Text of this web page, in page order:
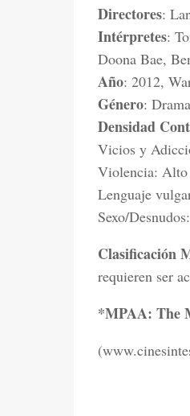
Directores:
Intérpretes:
Doona Bae,
Año: 2012,
Género:
Densidad
Vicios y
Violencia: Alto
Lenguaje
Sexo/
Clasificación
requieren ser
*MPAA: The